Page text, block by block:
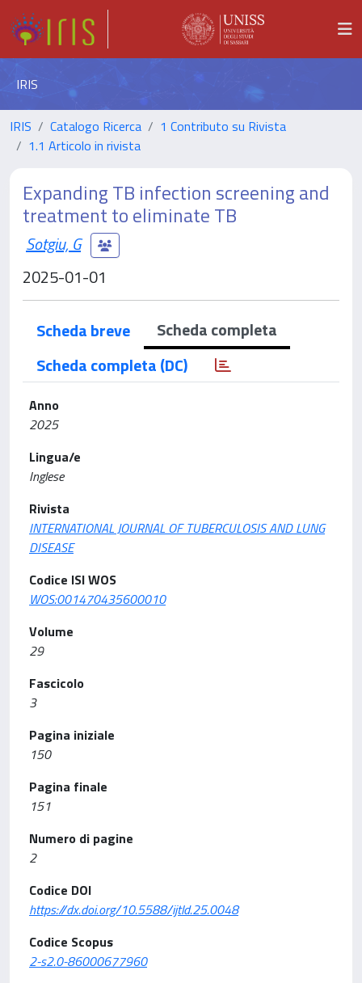
IRIS
IRIS Catalogo Ricerca
1 Contributo su Rivista
1.1 Articolo in rivista
Expanding TB infection screening and
treatment to eliminate TB
Sotgiu, G
2025-01-01
Scheda breve
Scheda completa
Scheda completa (DC)
Anno
2025
Lingua/e
Inglese
Rivista
INTERNATIONAL JOURNAL OF TUBERCULOSIS AND LUNG
DISEASE
Codice ISI WOS
WOS:001470435600010
Volume
29
Fascicolo
3
Pagina iniziale
150
Pagina finale
151
Numero di pagine
2
Codice DOI
https://dx.doi.org/10.5588/ijtld.25.0048
Codice Scopus
2-s2.0-86000677960